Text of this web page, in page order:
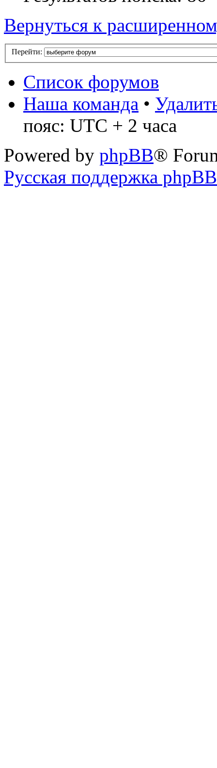
Вернуться к
Перейти:
Список форумов
Наша команда •
пояс: UTC + 2 часа
Powered by phpBB®
Русская поддержка phpBB